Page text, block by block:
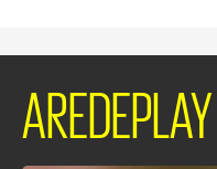
AREDEPLAY